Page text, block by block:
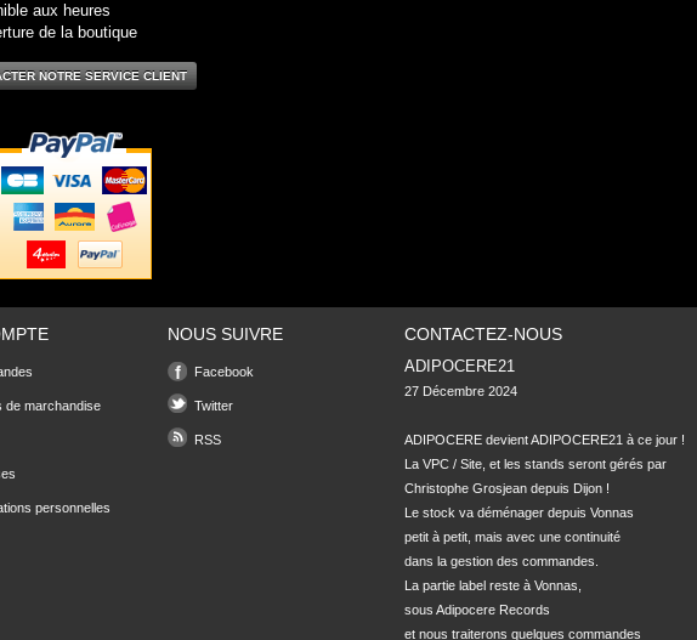
aux heures
de la boutique
NOTRE SERVICE CLIENT
de marchandise
personnelles
NOUS SUIVRE
Facebook
Twitter
RSS
CONTACTEZ-NOUS
ADIPOCERE21
27 Décembre 2024
ADIPOCERE devient ADIPOCERE21 à ce jour !
La VPC / Site, et les stands seront gérés par
Christophe Grosjean depuis Dijon !
Le stock va déménager depuis Vonnas
petit à petit, mais avec une continuité
dans la gestion des commandes.
La partie label reste à Vonnas,
sous Adipocere Records
et nous traiterons quelques commandes